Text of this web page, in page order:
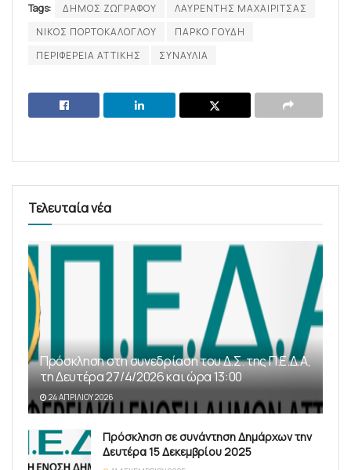
Tags: ΔΗΜΟΣ ΖΩΓΡΑΦΟΥ
ΛΑΥΡΕΝΤΗΣ ΜΑΧΑΙΡΙΤΣΑΣ
ΝΙΚΟΣ ΠΟΡΤΟΚΑΛΟΓΛΟΥ
ΠΑΡΚΟ ΓΟΥΔΗ
ΠΕΡΙΦΕΡΕΙΑ ΑΤΤΙΚΗΣ
ΣΥΝΑΥΛΙΑ
Τελευταία νέα
Πρόσκληση στη συνεδρίαση του Δ.Σ. της Π.Ε.Δ.Α,
τη Δευτέρα 27/4/2026 και ώρα 13:00
24 ΑΠΡΙΛΊΟΥ 2026
Πρόσκληση σε συνάντηση Δημάρχων την
Δευτέρα 15 Δεκεμβρίου 2025